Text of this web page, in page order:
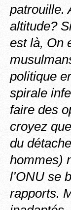
patrouille.
altitude?
est là, On
politique
spirale
faire des
croyez
du
hommes)
l’ONU se
rapports.